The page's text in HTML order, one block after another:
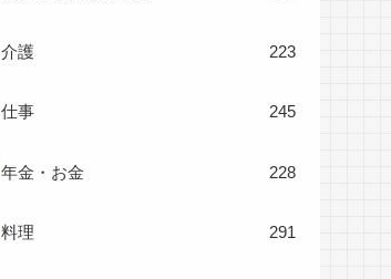
介護 223
仕事 245
年金・お金 228
料理 291